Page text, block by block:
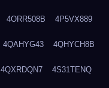
4ORR508B 4P5VX889
4QAHYG43 4QHYCH8B
4QXRDQN7 4S31TENQ